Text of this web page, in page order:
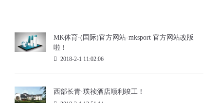
MK体育·(国际)官方网站-mksport 官方网站改版
啦！
2018-2-1 11:02:06
西部长青·璞祯酒店顺利竣工！